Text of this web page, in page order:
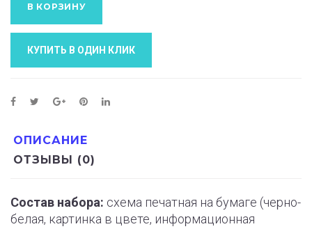
В КОРЗИНУ
КУПИТЬ В ОДИН КЛИК
ОПИСАНИЕ
ОТЗЫВЫ (0)
Состав набора: схема печатная на бумаге (черно-
белая, картинка в цвете, информационная